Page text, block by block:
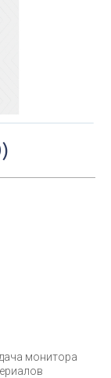
монитора